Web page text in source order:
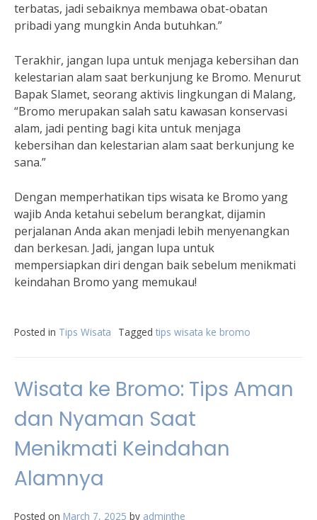
terbatas, jadi sebaiknya membawa obat-obatan
pribadi yang mungkin Anda butuhkan.”
Terakhir, jangan lupa untuk menjaga kebersihan dan
kelestarian alam saat berkunjung ke Bromo. Menurut
Bapak Slamet, seorang aktivis lingkungan di Malang,
“Bromo merupakan salah satu kawasan konservasi
alam, jadi penting bagi kita untuk menjaga
kebersihan dan kelestarian alam saat berkunjung ke
sana.”
Dengan memperhatikan tips wisata ke Bromo yang
wajib Anda ketahui sebelum berangkat, dijamin
perjalanan Anda akan menjadi lebih menyenangkan
dan berkesan. Jadi, jangan lupa untuk
mempersiapkan diri dengan baik sebelum menikmati
keindahan Bromo yang memukau!
Posted in Tips Wisata Tagged tips wisata ke bromo
Wisata ke Bromo: Tips Aman
dan Nyaman Saat
Menikmati Keindahan
Alamnya
Posted on March 7, 2025 by adminthe